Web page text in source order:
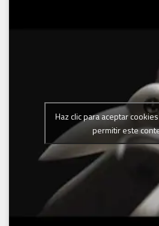
Haz clic para aceptar
permitir este